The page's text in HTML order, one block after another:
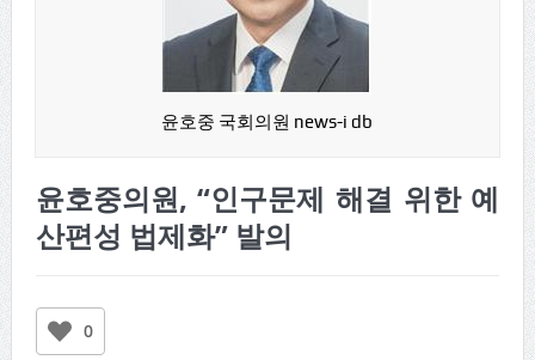
윤호중 국회의원 news-i db
윤호중의원, “인구문제 해결 위한 예
산편성 법제화” 발의
0